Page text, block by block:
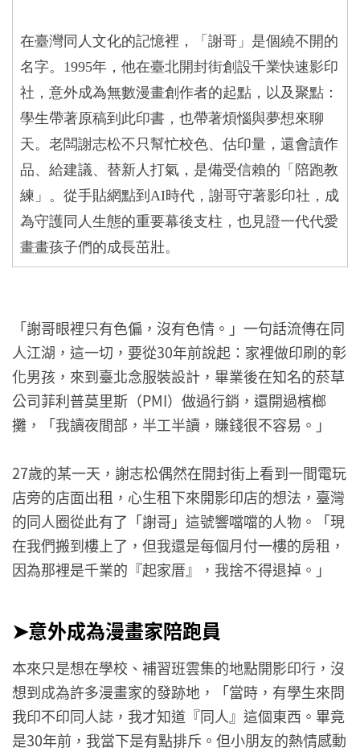
在臺灣同人文化的記憶裡，「謝哥」是個繞不開的
名字。1995年，他在臺北開封街創設千業快速影印
社，意外成為無數漫畫創作者的起點，以及聚點：
學生帶著原稿到此印書，也帶著煩惱與夢想來聊
天。老闆謝志松不只幫忙校色、估印量，還會讀作
品、給建議、替新人打氣，是備受信賴的「陪跑教
練」。從手貼網點到AI時代，謝哥守著影印社，成
為守護同人生態的重要幕後支柱，也見證一代代愛
畫畫孩子們的成長茁壯。
「謝哥眼裡只有色偏，沒有色情。」一句話流傳在同
人江湖，這一切，要從30年前說起：家裡做印刷的彰
化男孩，來到臺北念服裝設計，畢業後在知名的菸草
公司菲利普莫里斯（PMI）做過行銷，還開過檳榔
攤，「我讀夜間部，半工半讀，賺錢很不容易。」
27歲的某一天，謝志松偶然在開封街上看到一間電玩
店旁的店面出租，心生租下來開影印店的想法，臺灣
的同人圈從此有了「謝哥」這號響噹噹的人物。「現
在我們搬到樓上了，但我還是每個月付一樓的房租，
因為那裡是千業的『起家厝』，我捨不得退掉。」
➤意外成為漫畫家陪跑員
本來只是想在學校、補習班雲集的地點開影印行，沒
想到成為許多漫畫家的發跡地，「當時，有學生來問
我印不印同人誌，我才知道『同人』這個東西。畢竟
是30年前，我當下是有點排斥。但小朋友的熱情感動